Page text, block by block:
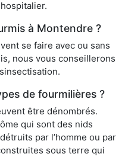
à Montendre ?
se faire avec ou sans
nous vous conseillerons
de fourmilières ?
être dénombrés.
qui sont des nids
par l’homme ou par
sous terre qui